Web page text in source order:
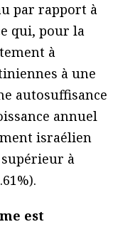
par rapport à
qui, pour la
à
à une
autosuffisance
annuel
israélien
supérieur à
est